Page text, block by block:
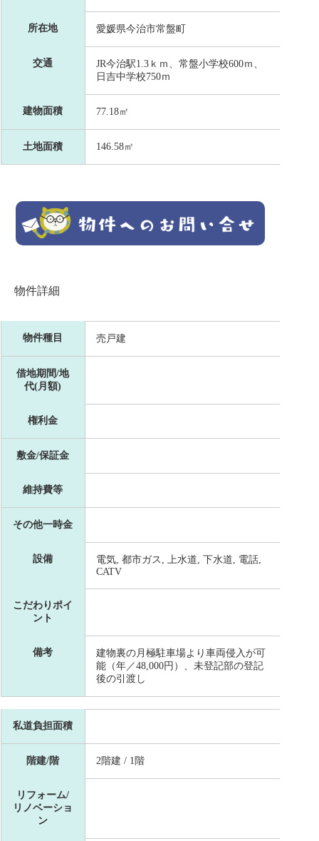
所在地 愛媛県今治市常盤町
交通
JR今治駅1.3ｋｍ、常盤小学校600ｍ、
日吉中学校750ｍ
建物面積 77.18㎡
土地面積 146.58㎡
物件詳細
物件種目 売戸建
借地期間/地
代(月額)
権利金
敷金/保証金
維持費等
その他一時金
設備
電気, 都市ガス, 上水道, 下水道, 電話,
CATV
こだわりポイ
ント
備考
建物裏の月極駐車場より車両侵入が可
能（年／48,000円）、未登記部の登記
後の引渡し
私道負担面積
階建/階 2階建 / 1階
リフォーム/
リノベーショ
ン